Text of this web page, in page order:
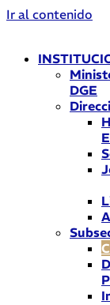
Ir al contenido
DGE